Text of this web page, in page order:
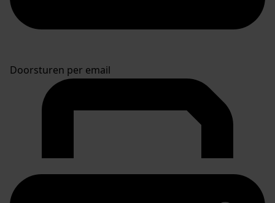
Doorsturen per email